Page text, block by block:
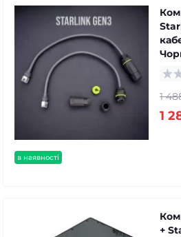
в наявності
1
1
+